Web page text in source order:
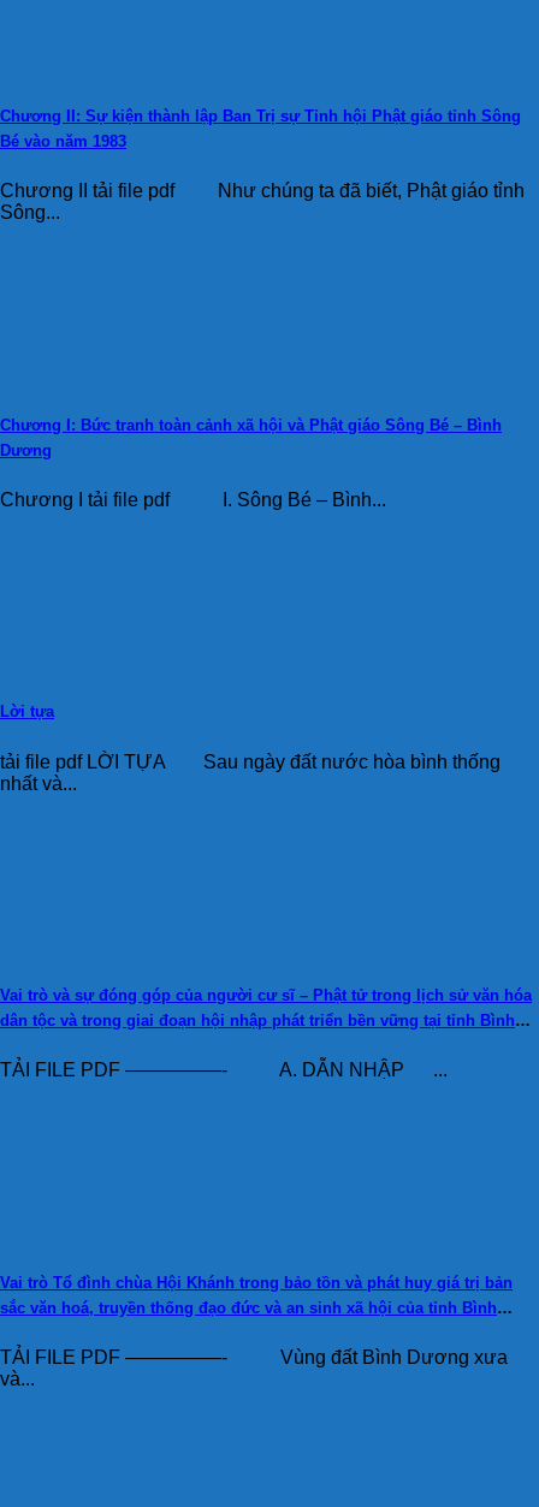
Chương II: Sự kiện thành lập Ban Trị sự Tỉnh hội Phật giáo tỉnh Sông
Bé vào năm 1983
Chương II tải file pdf Như chúng ta đã biết, Phật giáo tỉnh
Sông...
Chương I: Bức tranh toàn cảnh xã hội và Phật giáo Sông Bé – Bình
Dương
Chương I tải file pdf I. Sông Bé – Bình...
Lời tựa
tải file pdf LỜI TỰA Sau ngày đất nước hòa bình thống
nhất và...
Vai trò và sự đóng góp của người cư sĩ – Phật tử trong lịch sử văn hóa
dân tộc và trong giai đoạn hội nhập phát triển bền vững tại tỉnh Bình
TẢI FILE PDF —————- A. DẪN NHẬP ...
Vai trò Tổ đình chùa Hội Khánh trong bảo tồn và phát huy giá trị bản
sắc văn hoá, truyền thống đạo đức và an sinh xã hội của tỉnh Bình
TẢI FILE PDF —————- Vùng đất Bình Dương xưa
và...